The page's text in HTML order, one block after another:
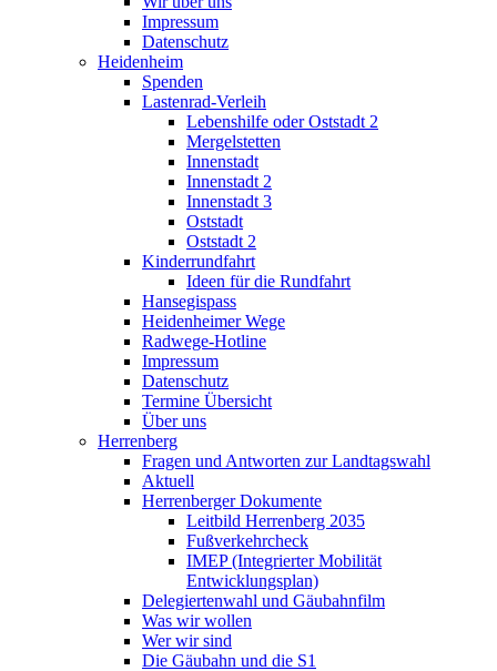
Impressum
Datenschutz
Heidenheim
Spenden
Lastenrad-Verleih
Lebenshilfe oder Oststadt 2
Mergelstetten
Innenstadt
Innenstadt 2
Innenstadt 3
Oststadt
Oststadt 2
Kinderrundfahrt
Ideen für die Rundfahrt
Hansegispass
Heidenheimer Wege
Radwege-Hotline
Impressum
Datenschutz
Termine Übersicht
Über uns
Herrenberg
Fragen und Antworten zur Landtagswahl
Aktuell
Herrenberger Dokumente
Leitbild Herrenberg 2035
Fußverkehrcheck
IMEP (Integrierter Mobilität
Entwicklungsplan)
Delegiertenwahl und Gäubahnfilm
Was wir wollen
Wer wir sind
Die Gäubahn und die S1